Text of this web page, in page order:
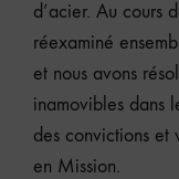
d’acier. Au cours
réexaminé
et nous avons
inamovibles dans
des convictions et
en Mission.